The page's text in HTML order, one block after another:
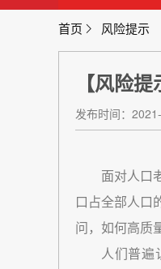
首页 风险提示
【风险
发布时间：
面对人口
口占全部人口
问，如何高质
人们普遍